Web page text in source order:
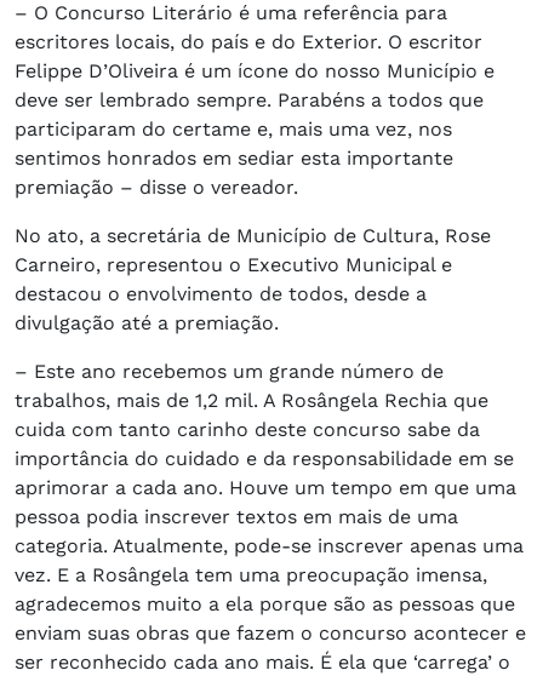
– O Concurso Literário é uma referência para
escritores locais, do país e do Exterior. O escritor
Felippe D’Oliveira é um ícone do nosso Município e
deve ser lembrado sempre. Parabéns a todos que
participaram do certame e, mais uma vez, nos
sentimos honrados em sediar esta importante
premiação – disse o vereador.
No ato, a secretária de Município de Cultura, Rose
Carneiro, representou o Executivo Municipal e
destacou o envolvimento de todos, desde a
divulgação até a premiação.
– Este ano recebemos um grande número de
trabalhos, mais de 1,2 mil. A Rosângela Rechia que
cuida com tanto carinho deste concurso sabe da
importância do cuidado e da responsabilidade em se
aprimorar a cada ano. Houve um tempo em que uma
pessoa podia inscrever textos em mais de uma
categoria. Atualmente, pode-se inscrever apenas uma
vez. E a Rosângela tem uma preocupação imensa,
agradecemos muito a ela porque são as pessoas que
enviam suas obras que fazem o concurso acontecer e
ser reconhecido cada ano mais. É ela que ‘carrega’ o